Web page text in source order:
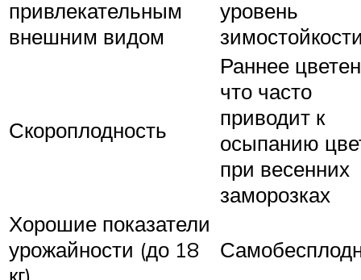
привлекательным
внешним видом
уровень
Скороплодность
Раннее
что часто
приводит к
осыпанию
при весенних
заморозках
Хорошие показатели
урожайности (до 18